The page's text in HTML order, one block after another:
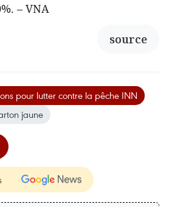
– VNA
source
pour lutter contre la pêche INN
jaune